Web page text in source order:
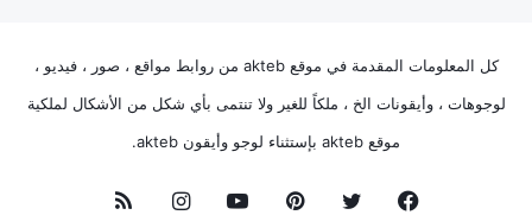
كل المعلومات المقدمة في موقع akteb من روابط مواقع ، صور ، فيديو ،
لوجوهات ، وأيقونات الخ ، ملكاً للغير ولا تنتمى بأي شكل من الأشكال لملكية
موقع akteb بإستثناء لوجو وأيقون akteb.
فيسبوك تويتر بينتيريستيوتيوبانستقرامملخص